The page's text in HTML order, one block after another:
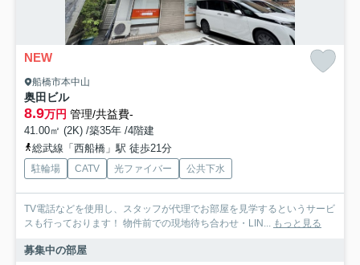
NEW
船橋市本中山
奥田ビル
8.9万円 管理/共益費-
41.00㎡ (2K) /築35年 /4階建
総武線「西船橋」駅 徒歩21分
駐輪場 CATV 光ファイバー 公共下水
TV電話などを使用し、スタッフが代理でお部屋を見学するというサービ
スも行っております！ 物件前での現地待ち合わせ・LIN...
もっと見る
募集中の部屋